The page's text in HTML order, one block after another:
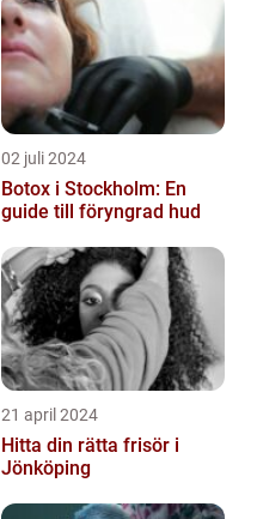
02 juli 2024
Botox i Stockholm: En
guide till föryngrad hud
21 april 2024
Hitta din rätta frisör i
Jönköping